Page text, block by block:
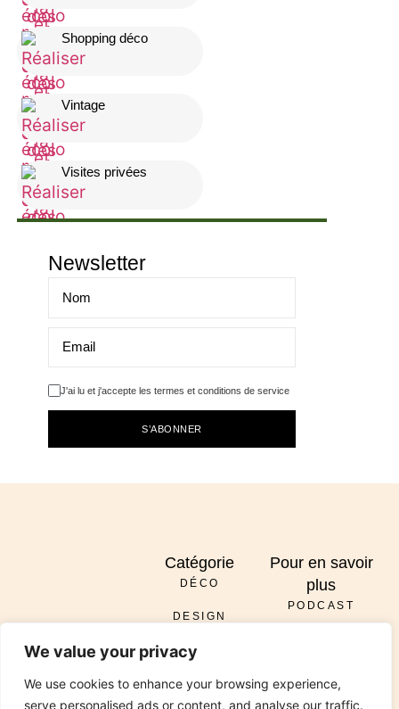
We value your privacy
We use cookies to enhance your browsing experience,
serve personalised ads or content, and analyse our traffic.
Shopping déco
Vintage
Visites privées
Newsletter
J'ai lu et j'accepte les termes et conditions de service
S’ABONNER
Catégorie
DÉCO
DESIGN
DIY
RÉNOVATION
Pour en savoir
plus
PODCAST
CONTACT